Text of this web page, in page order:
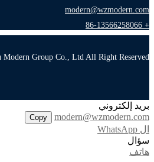
modern@wzmodern.com
+ 86-13566258066
Group Co., Ltd All Right Reserved
بريد إلكتروني
modern@wzmodern.com
Copy
ال WhatsApp
سؤال
هاتف